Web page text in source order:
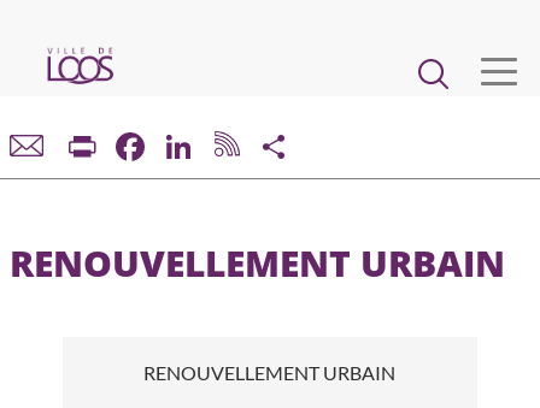
contenu
principal
Main
navigation
VIE MUNICIPALE
CADRE DE VIE ET URBANISME
Print FacebookLinkedIn
RENOUVELLEMENT URBAIN
RENOUVELLEMENT URBAIN